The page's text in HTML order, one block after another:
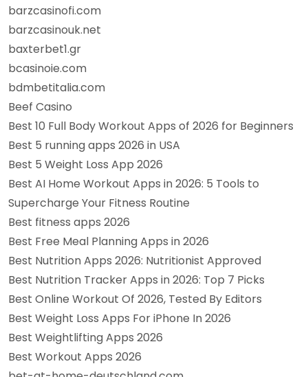
barzcasinofi.com
barzcasinouk.net
baxterbet1.gr
bcasinoie.com
bdmbetitalia.com
Beef Casino
Best 10 Full Body Workout Apps of 2026 for Beginners
Best 5 running apps 2026 in USA
Best 5 Weight Loss App 2026
Best AI Home Workout Apps in 2026: 5 Tools to
Supercharge Your Fitness Routine
Best fitness apps 2026
Best Free Meal Planning Apps in 2026
Best Nutrition Apps 2026: Nutritionist Approved
Best Nutrition Tracker Apps in 2026: Top 7 Picks
Best Online Workout Of 2026, Tested By Editors
Best Weight Loss Apps For iPhone In 2026
Best Weightlifting Apps 2026
Best Workout Apps 2026